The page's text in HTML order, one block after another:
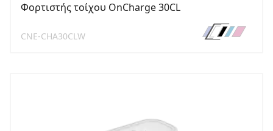
Φορτιστής τοίχου OnCharge 30CL
CNE-CHA30CLW